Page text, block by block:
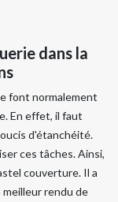
dans la
font normalement
En effet, il faut
d'étanchéité.
ces tâches. Ainsi,
couverture. Il a
rendu de